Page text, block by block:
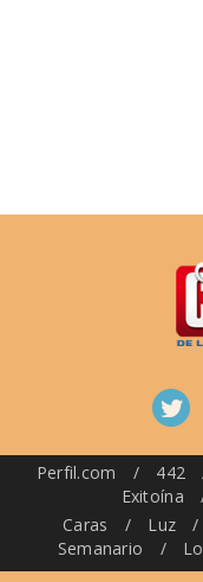
Perfil.com / 442
Exitoína
Caras
/ Luz /
Semanario
/